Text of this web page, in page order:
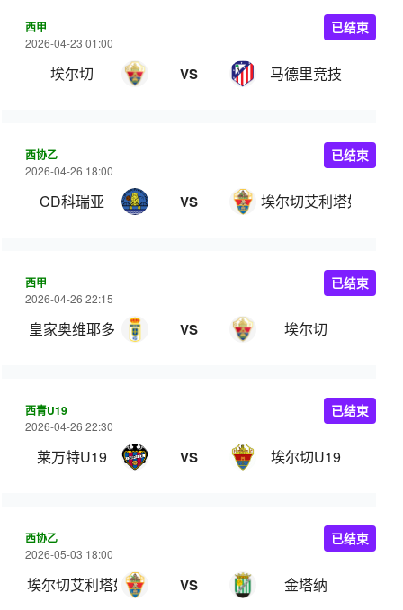
西甲
2026-04-23 01:00
埃尔切 VS 马德里竞技
已结束
西协乙
2026-04-26 18:00
CD科瑞亚 VS 埃尔切艾利塔奴
已结束
西甲
2026-04-26 22:15
皇家奥维耶多 VS 埃尔切
已结束
西青U19
2026-04-26 22:30
莱万特U19 VS 埃尔切U19
已结束
西协乙
2026-05-03 18:00
埃尔切艾利塔奴 VS 金塔纳
已结束